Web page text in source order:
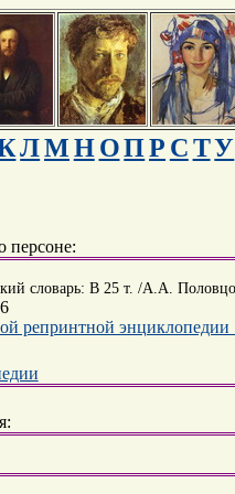
ЛМН ОПР СТУ
персоне:
словарь: В 25 т. /А.А.
репринтной